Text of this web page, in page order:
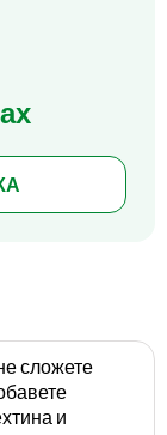
сложете
и